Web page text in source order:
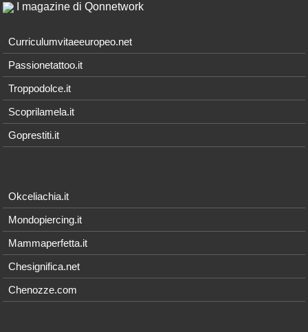
I magazine di Qonnetwork
Curriculumvitaeeuropeo.net
Passionetattoo.it
Troppodolce.it
Scoprilamela.it
Goprestiti.it
Okceliachia.it
Mondopiercing.it
Mammaperfetta.it
Chesignifica.net
Chenozze.com